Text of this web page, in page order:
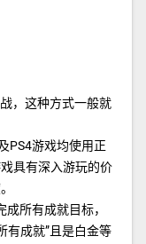
，这种方式一般就
PS4游戏均使用正
具有深入游玩的价
所有成就目标，
有成就”且是白金等